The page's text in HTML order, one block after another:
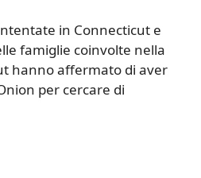
in Connecticut e
famiglie coinvolte nella
hanno affermato di aver
per cercare di